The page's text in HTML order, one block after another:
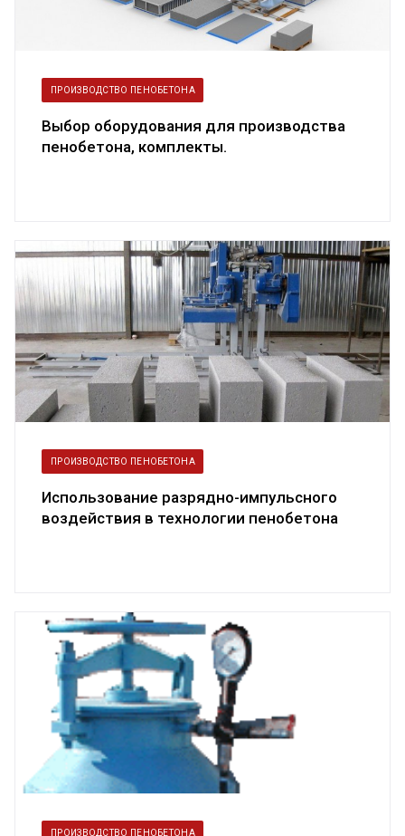
ПРОИЗВОДСТВО ПЕНОБЕТОНА
Выбор оборудования для производства
пенобетона, комплекты.
ПРОИЗВОДСТВО ПЕНОБЕТОНА
Использование разрядно-импульсного
воздействия в технологии пенобетона
ПРОИЗВОДСТВО ПЕНОБЕТОНА